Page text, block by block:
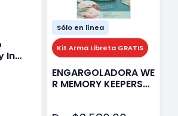
In
Sólo en línea
Kit Arma Libreta GRATIS
ENGARGOLADORA WE
R MEMORY KEEPERS